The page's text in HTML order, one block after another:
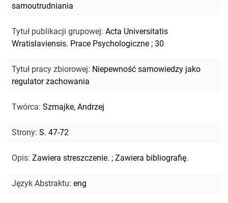
samoutrudniania
Tytuł publikacji grupowej: Acta Universitatis
Wratislaviensis. Prace Psychologiczne ; 30
Tytuł pracy zbiorowej: Niepewność samowiedzy jako
regulator zachowania
Twórca: Szmajke, Andrzej
Strony: S. 47-72
Opis: Zawiera streszczenie. ; Zawiera bibliografię.
Język Abstraktu: eng